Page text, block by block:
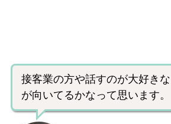
接客業の方や話すのが大好き
が向いてるかなって思います。